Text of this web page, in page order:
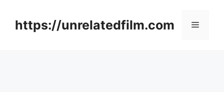
contenthttps://unrelatedfilm.com Menu